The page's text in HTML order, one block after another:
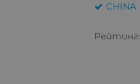
CHINA
Рейтинг: